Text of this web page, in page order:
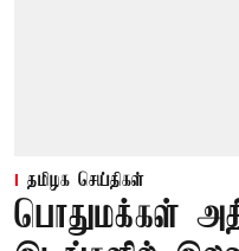
தமிழக செய்திகள்
பொதுமக்கள்